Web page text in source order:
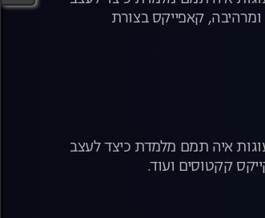
קאפייקס בצורת
איה תמם מלמדת כיצד לעצב